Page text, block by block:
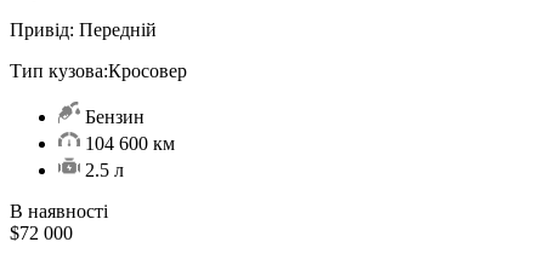
Привід: Передній
Тип кузова:Кросовер
Бензин
104 600 км
2.5 л
В наявності
$72 000